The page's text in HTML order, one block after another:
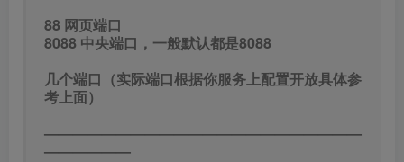
88 网页端口
8088 中央端口，一般默认都是8088
几个端口（实际端口根据你服务上配置开放具体参
考上面）
——————————————————————
——————